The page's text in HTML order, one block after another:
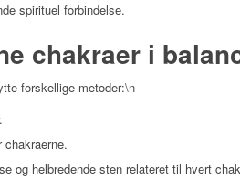
spirituel forbindelse.
chakraer i
forskellige metoder:\n
chakraerne.
og helbredende sten relateret til hvert